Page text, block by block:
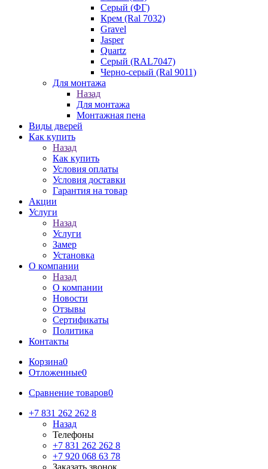
Серый (ФГ)
Крем (Ral 7032)
Gravel
Jasper
Quartz
Серый (RAL7047)
Черно-серый (Ral 9011)
Для монтажа
Назад
Для монтажа
Монтажная пена
Виды дверей
Как купить
Назад
Как купить
Условия оплаты
Условия доставки
Гарантия на товар
Акции
Услуги
Назад
Услуги
Замер
Установка
О компании
Назад
О компании
Новости
Отзывы
Сертификаты
Политика
Контакты
Корзина0
Отложенные0
Сравнение товаров0
+7 831 262 262 8
Назад
Телефоны
+7 831 262 262 8
+7 920 068 63 78
Заказать звонок